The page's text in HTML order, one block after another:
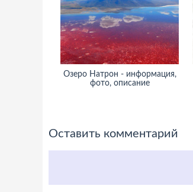
Озеро Натрон - информация,
фото, описание
Оставить комментарий